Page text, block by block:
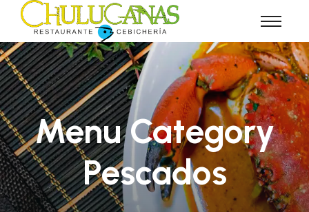
Menu Category
Pescados